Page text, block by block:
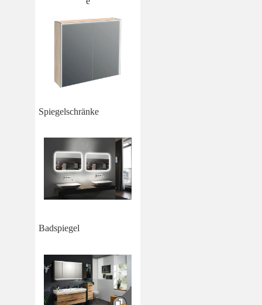
Spiegelschränke
Badspiegel